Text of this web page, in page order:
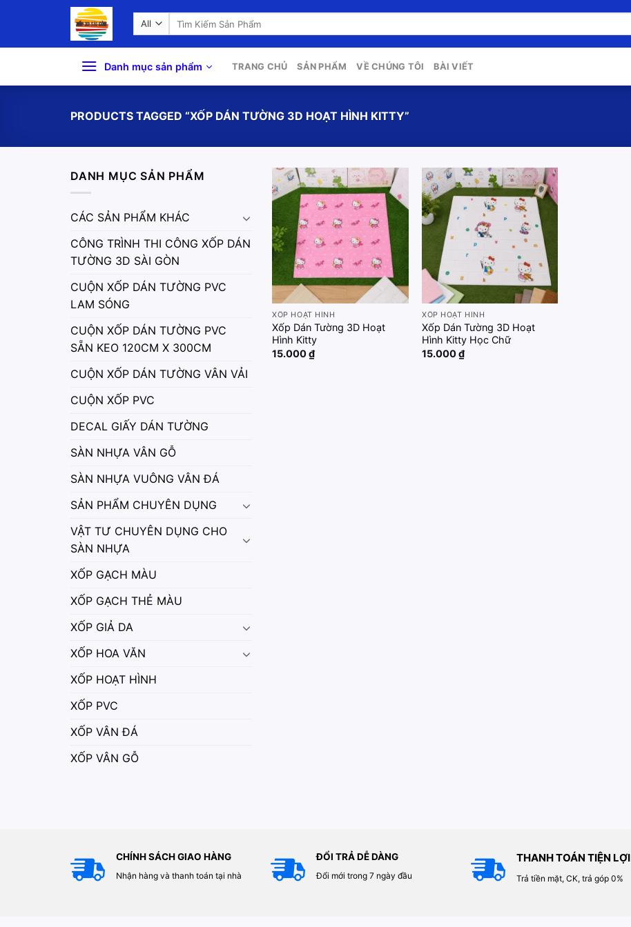
Search
Danh mục sản phẩm TRANG CHỦ SẢN PHẨM VỀ CHÚNG TÔI BÀI VIẾT
PRODUCTS TAGGED “XỐP DÁN TƯỜNG 3D HOẠT HÌNH KITTY”
DANH MỤC SẢN PHẨM
CÁC SẢN PHẨM KHÁC
CÔNG TRÌNH THI CÔNG XỐP DÁN
TƯỜNG 3D SÀI GÒN
CUỘN XỐP DÁN TƯỜNG PVC
LAM SÓNG
CUỘN XỐP DÁN TƯỜNG PVC
SẴN KEO 120CM X 300CM
CUỘN XỐP DÁN TƯỜNG VÂN VẢI
CUỘN XỐP PVC
DECAL GIẤY DÁN TƯỜNG
SÀN NHỰA VÂN GỖ
SÀN NHỰA VUÔNG VÂN ĐÁ
SẢN PHẨM CHUYÊN DỤNG
VẬT TƯ CHUYÊN DỤNG CHO
SÀN NHỰA
XỐP GẠCH MÀU
XỐP GẠCH THẺ MÀU
XỐP GIẢ DA
XỐP HOA VĂN
XỐP HOẠT HÌNH
XỐP PVC
XỐP VÂN ĐÁ
XỐP VÂN GỖ
Add to
wishlist
XỐP HOẠT HÌNH
Xốp Dán Tường 3D Hoạt
Hình Kitty
15.000₫
Add to
wishlist
XỐP HOẠT HÌNH
Xốp Dán Tường 3D Hoạt
Hình Kitty Học Chữ
15.000₫
CHÍNH SÁCH GIAO HÀNG
Nhận hàng và thanh toán tại nhà
ĐỔI TRẢ DỄ DÀNG
Đổi mới trong 7 ngày đầu
THANH TOÁN TIỆN LỢI
Trả tiền mặt, CK, trả góp 0%